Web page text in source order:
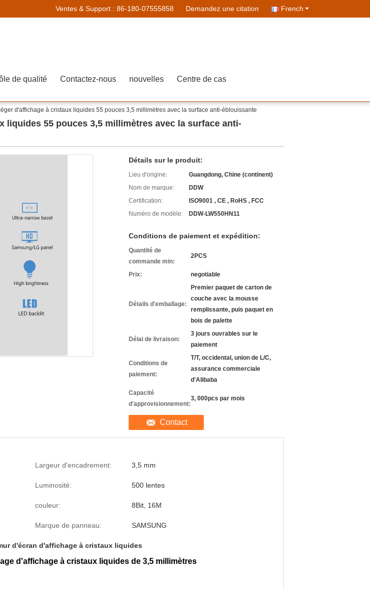
Ventes & Support : 86-180-07555858 Demandez une citation French
de qualité Contactez-nous nouvelles Centre de cas
d'affichage à cristaux liquides 55 pouces 3,5 millimètres avec la surface anti-éblouissante
55 pouces 3,5 millimètres avec la surface anti-
Détails sur le produit:
Lieu d'origine:
Guangdong, Chine (continent)
Nom de marque:
DDW
Certification:
ISO9001 , CE , RoHS , FCC
Numéro de modèle:
DDW-LW550HN11
Conditions de paiement et expédition:
Quantité de
commande min:
2PCS
Prix: negotiable
Détails d'emballage:
Premier paquet de carton de
couche avec la mousse
remplissante, puis paquet en
bois de palette
Délai de livraison:
3 jours ouvrables sur le
paiement
Conditions de
paiement:
T/T, occidental, union de L/C,
assurance commerciale
d'Alibaba
Capacité
d'approvisionnement:
3, 000pcs par mois
Contact
Largeur d'encadrement: 3,5 mm
Luminosité: 500 lentes
couleur: 8Bit, 16M
Marque de panneau: SAMSUNG
d'écran d'affichage à cristaux liquides
d'affichage à cristaux liquides de 3,5 millimètres